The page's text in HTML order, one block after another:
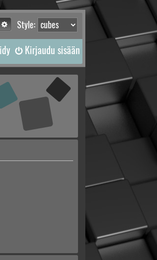
Style:
Tarkennettu haku
Kirjaudu sisään